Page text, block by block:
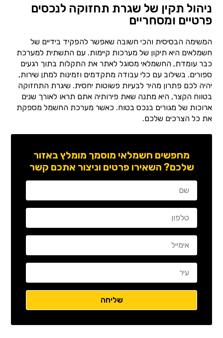
ניהול תקין של שגרת תחזוקה לנכסים
פרטיים ומסחריים
המשימה הבסיסית והכי חשובה שאפשר להפקיד בידיים של
חשמלאים היא תיקון של מערכות קיימות. עם התשתית למערכת
כבר עומדת, החשמלאי מסוגל לאתר את התקלות בתוך רגעים
ספורים. בשילוב עם כלי עבודה מתקדמים וזמינות למתן שירות,
יהיה לכם פתרון מהיר לבעיות פשוטות יחסית. שיגרת התחזוקה
בטווח הקצר, היא מתנה שאת פירותיה אתם תראו לאורך שנים
ארוכות של מגורים בנכס בטוח. כאשר מערכת החשמל מספקת
את כל הצרכים שלכם.
מחפשים חשמלאי מוסמך מומלץ באזור
שלכם? השאירו פרטים וניצור אתכם קשר